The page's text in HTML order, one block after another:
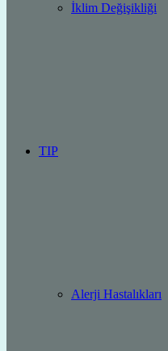
İklim Değişikliği
TIP
Alerji Hastalıkları